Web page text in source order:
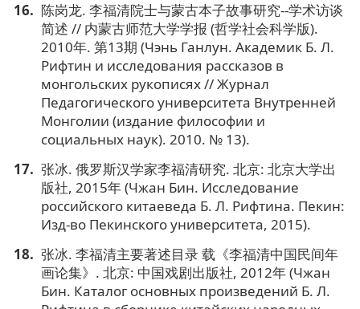
陈岗龙. 李福清院士与蒙古本子故事研究--学术访谈
简述 // 内蒙古师范大学学报 (哲学社会科学版).
2010年. 第13期 (Чэнь Ганлун. Академик Б. Л.
Рифтин и исследования рассказов в
монгольских рукописях // Журнал
Педагогического университета Внутренней
Монголии (издание философии и
социальных наук). 2010. № 13).
张冰. 俄罗斯汉学家李福清研究. 北京: 北京大学出
版社, 2015年 (Чжан Бин. Исследование
российского китаеведа Б. Л. Рифтина. Пекин:
Изд-во Пекинского университета, 2015).
张冰. 李福清主要著述目录 载《李福清中国民间年
画论集》. 北京: 中国戏剧出版社, 2012年 (Чжан
Бин. Каталог основных произведений Б. Л.